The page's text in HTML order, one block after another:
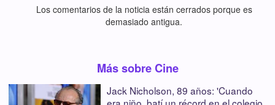
Los comentarios de la noticia están cerrados porque es
demasiado antigua.
Más sobre Cine
Jack Nicholson, 89 años: 'Cuando